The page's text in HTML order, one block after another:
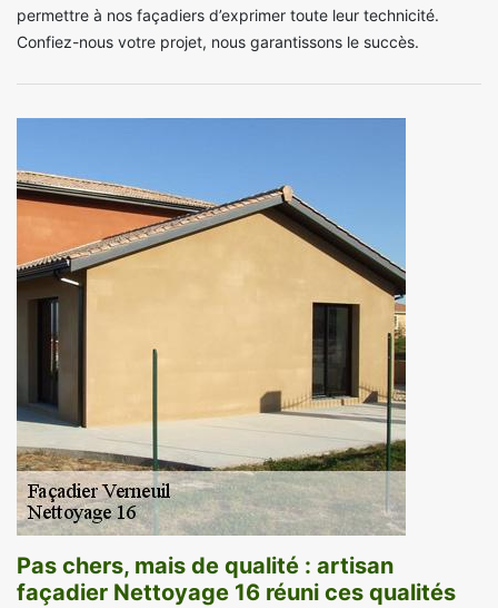
permettre à nos façadiers d’exprimer toute leur technicité.
Confiez-nous votre projet, nous garantissons le succès.
Pas chers, mais de qualité : artisan
façadier Nettoyage 16 réuni ces qualités